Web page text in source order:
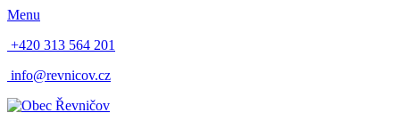
Menu
+420 313 564 201
info@revnicov.cz